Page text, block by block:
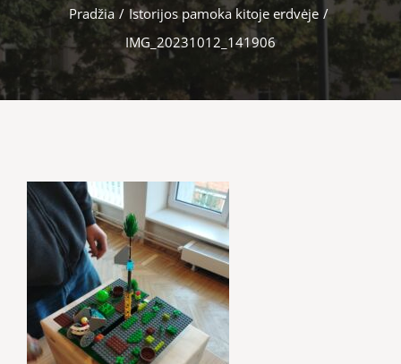
Pradžia / Istorijos pamoka kitoje erdvėje /
IMG_20231012_141906